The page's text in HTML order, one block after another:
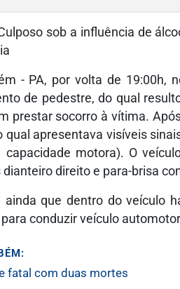
sob a influência de
- PA, por volta de 19:00h,
de pedestre, do qual
prestar socorro à vítima.
qual apresentava visíveis
motora). O
dianteiro direito e para-brisa
ainda que dentro do veículo
conduzir veículo
fatal com duas mortes